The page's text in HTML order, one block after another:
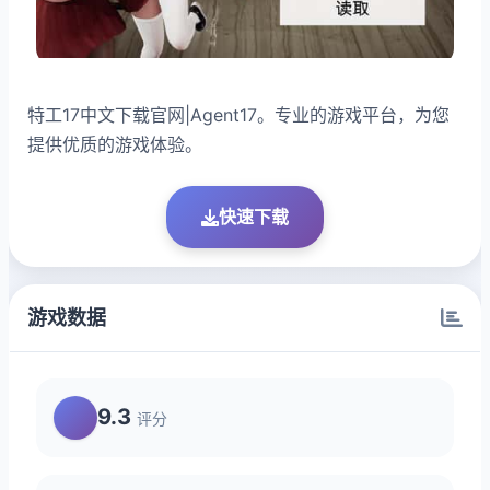
特工17中文下载官网|Agent17。专业的游戏平台，为您
提供优质的游戏体验。
快速下载
游戏数据
9.3 评分